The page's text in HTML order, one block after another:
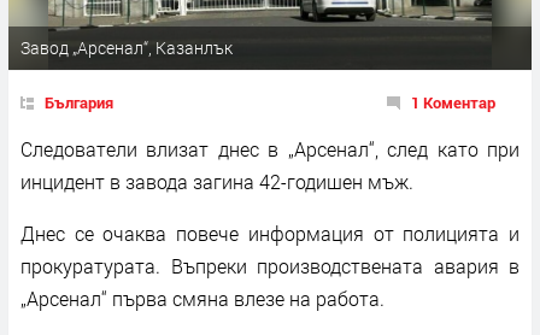
Завод „Арсенал“, Казанлък
България 1 Коментар
Следователи влизат днес в „Арсенал“, след като при
инцидент в завода загина 42-годишен мъж.
Днес се очаква повече информация от полицията и
прокуратурата. Въпреки производствената авария в
„Арсенал“ първа смяна влезе на работа.